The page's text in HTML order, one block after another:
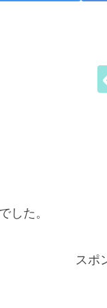
した。
スポ